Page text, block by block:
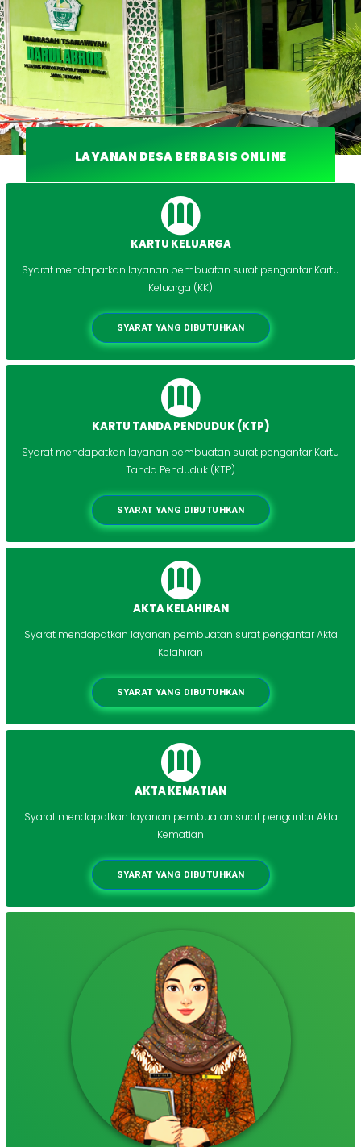
LAYANAN DESA BERBASIS ONLINE
KARTU KELUARGA
Syarat mendapatkan layanan pembuatan surat pengantar Kartu
Keluarga (KK)
SYARAT YANG DIBUTUHKAN
KARTU TANDA PENDUDUK (KTP)
Syarat mendapatkan layanan pembuatan surat pengantar Kartu
Tanda Penduduk (KTP)
SYARAT YANG DIBUTUHKAN
AKTA KELAHIRAN
Syarat mendapatkan layanan pembuatan surat pengantar Akta
Kelahiran
SYARAT YANG DIBUTUHKAN
AKTA KEMATIAN
Syarat mendapatkan layanan pembuatan surat pengantar Akta
Kematian
SYARAT YANG DIBUTUHKAN